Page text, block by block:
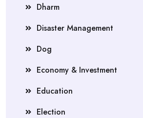
Dharm
Disaster Management
Dog
Economy & Investment
Education
Election